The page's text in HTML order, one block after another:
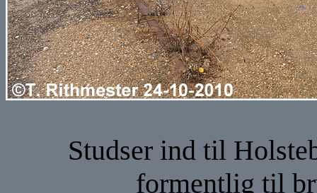
Studser ind til
formentlig til